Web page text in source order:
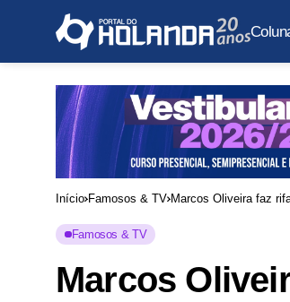
Início Famosos & TV Marcos Oliveira faz
Famosos & TV
Marcos